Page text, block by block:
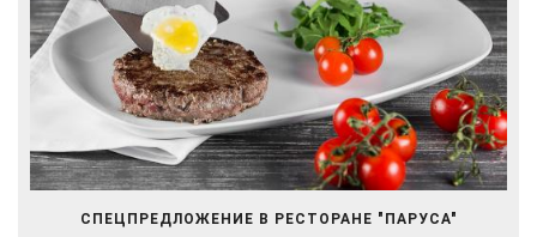
СПЕЦПРЕДЛОЖЕНИЕ В РЕСТОРАНЕ "ПАРУСА"